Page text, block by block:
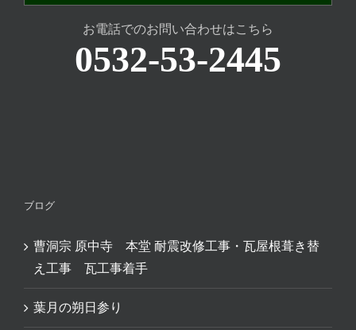
お電話でのお問い合わせはこちら
0532-53-2445
ブログ
曹洞宗 原中寺 本堂 耐震改修工事・瓦屋根葺き替
え工事 瓦工事着手
葉月の朔日参り